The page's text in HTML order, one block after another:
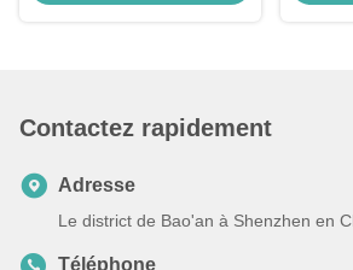
Contactez rapidement
Adresse
Le district de Bao'an à Shenzhen en
Téléphone